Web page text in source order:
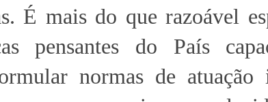
É mais do que razoável
pensantes do País
normas de atuação